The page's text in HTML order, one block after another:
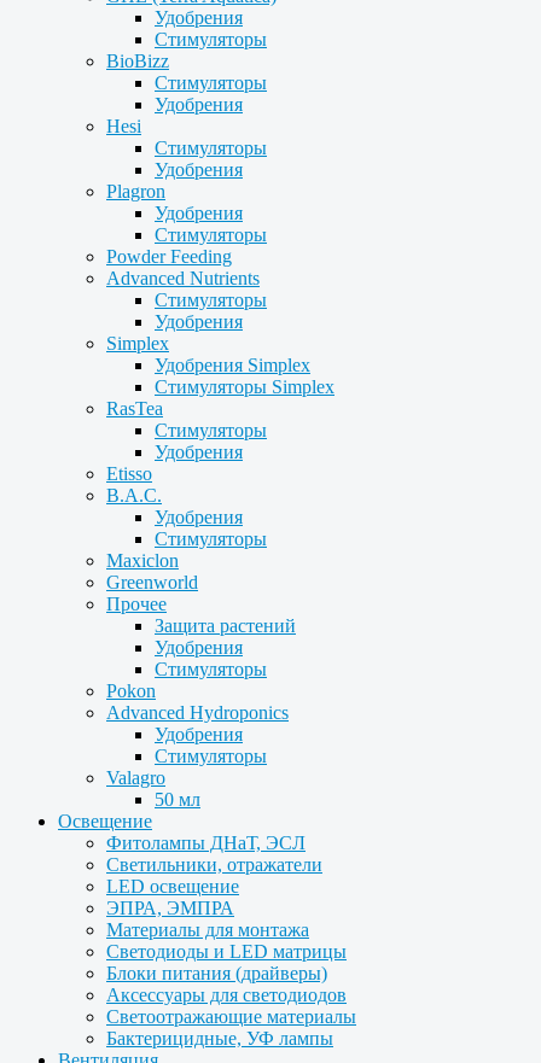
Удобрения
Стимуляторы
BioBizz
Стимуляторы
Удобрения
Hesi
Стимуляторы
Удобрения
Plagron
Удобрения
Стимуляторы
Powder Feeding
Advanced Nutrients
Стимуляторы
Удобрения
Simplex
Удобрения Simplex
Стимуляторы Simplex
RasTea
Стимуляторы
Удобрения
Etisso
B.A.C.
Удобрения
Стимуляторы
Maxiclon
Greenworld
Прочее
Защита растений
Удобрения
Стимуляторы
Pokon
Advanced Hydroponics
Удобрения
Стимуляторы
Valagro
50 мл
Освещение
Фитолампы ДНаТ, ЭСЛ
Светильники, отражатели
LED освещение
ЭПРА, ЭМПРА
Материалы для монтажа
Светодиоды и LED матрицы
Блоки питания (драйверы)
Аксессуары для светодиодов
Светоотражающие материалы
Бактерицидные, УФ лампы